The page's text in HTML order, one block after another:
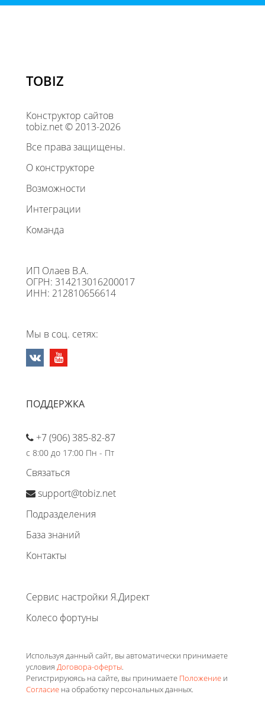
TOBIZ
Конструктор сайтов
tobiz.net © 2013-2026
Все права защищены.
О конструкторе
Возможности
Интеграции
Команда
ИП Олаев В.А.
ОГРН: 314213016200017
ИНН: 212810656614
Мы в соц. сетях:
ПОДДЕРЖКА
+7 (906) 385-82-87
с 8:00 до 17:00 Пн - Пт
Связаться
support@tobiz.net
Подразделения
База знаний
Контакты
Сервис настройки Я.Директ
Колесо фортуны
Используя данный сайт, вы автоматически принимаете
условия Договора-оферты.
Регистрируюясь на сайте, вы принимаете Положение и
Согласие на обработку персональных данных.